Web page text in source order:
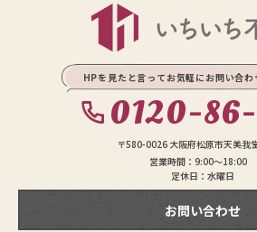
HPを見たと言ってお気軽にお問い合わ
0120-
〒580-0026 大阪府松原市天美我
営業時間：9:00〜18:00
定休日：水曜日
お問い合わせ